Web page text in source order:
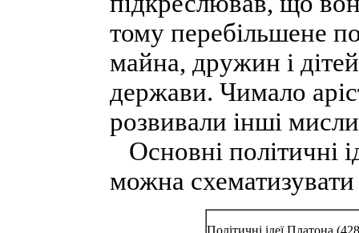
тому перебільшене
майна, дружин і
держави. Чимало
розвивали інші
Основні політичні
можна
Політичні ідеї Платона